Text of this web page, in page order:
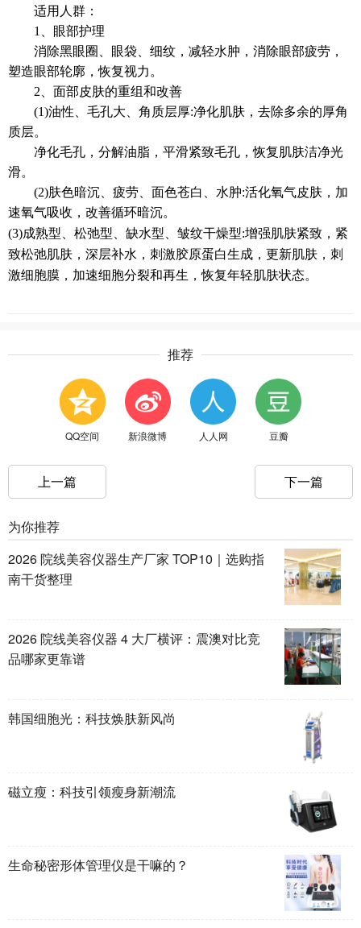
适用人群：
1、眼部护理
消除黑眼圈、眼袋、细纹，减轻水肿，消除眼部疲劳，
塑造眼部轮廓，恢复视力。
2、面部皮肤的重组和改善
(1)油性、毛孔大、角质层厚:净化肌肤，去除多余的厚角
质层。
净化毛孔，分解油脂，平滑紧致毛孔，恢复肌肤洁净光
滑。
(2)肤色暗沉、疲劳、面色苍白、水肿:活化氧气皮肤，加
速氧气吸收，改善循环暗沉。
(3)成熟型、松弛型、缺水型、皱纹干燥型:增强肌肤紧致，紧
致松弛肌肤，深层补水，刺激胶原蛋白生成，更新肌肤，刺
激细胞膜，加速细胞分裂和再生，恢复年轻肌肤状态。
推荐
QQ空间 新浪微博 人人网 豆瓣
上一篇 下一篇
为你推荐
2026 院线美容仪器生产厂家 TOP10｜选购指
南干货整理
2026 院线美容仪器 4 大厂横评：震澳对比竞
品哪家更靠谱
韩国细胞光：科技焕肤新风尚
磁立瘦：科技引领瘦身新潮流
生命秘密形体管理仪是干嘛的？